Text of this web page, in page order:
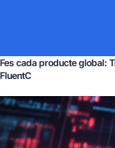
Fes cada producte global:
FluentC